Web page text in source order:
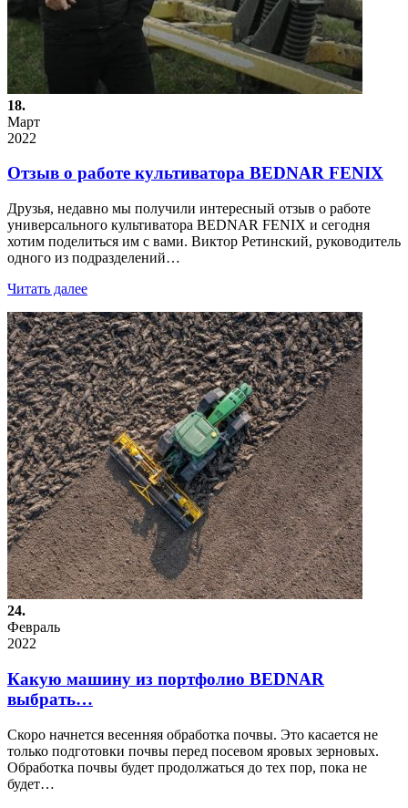
18.
Март
2022
Отзыв о работе культиватора BEDNAR FENIX
Друзья, недавно мы получили интересный отзыв о работе
универсального культиватора BEDNAR FENIX и сегодня
хотим поделиться им с вами. Виктор Ретинский, руководитель
одного из подразделений…
Читать далее
24.
Февраль
2022
Какую машину из портфолио BEDNAR
выбрать…
Скоро начнется весенняя обработка почвы. Это касается не
только подготовки почвы перед посевом яровых зерновых.
Обработка почвы будет продолжаться до тех пор, пока не
будет…